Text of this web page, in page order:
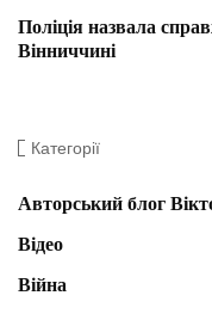
Поліція назвала
Вінниччині
Категорії
Авторський блог
Відео
Війна